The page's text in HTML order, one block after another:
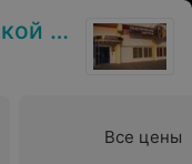
Все цены